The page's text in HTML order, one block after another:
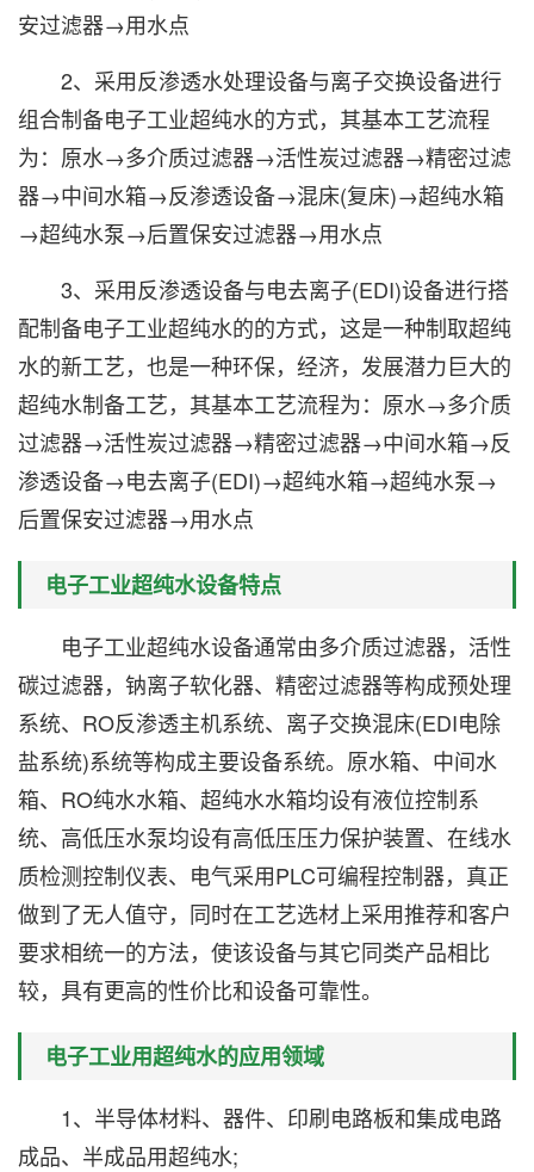
安过滤器→用水点
2、采用反渗透水处理设备与离子交换设备进行
组合制备电子工业超纯水的方式，其基本工艺流程
为：原水→多介质过滤器→活性炭过滤器→精密过滤
器→中间水箱→反渗透设备→混床(复床)→超纯水箱
→超纯水泵→后置保安过滤器→用水点
3、采用反渗透设备与电去离子(EDI)设备进行搭
配制备电子工业超纯水的的方式，这是一种制取超纯
水的新工艺，也是一种环保，经济，发展潜力巨大的
超纯水制备工艺，其基本工艺流程为：原水→多介质
过滤器→活性炭过滤器→精密过滤器→中间水箱→反
渗透设备→电去离子(EDI)→超纯水箱→超纯水泵→
后置保安过滤器→用水点
电子工业超纯水设备特点
电子工业超纯水设备通常由多介质过滤器，活性
碳过滤器，钠离子软化器、精密过滤器等构成预处理
系统、RO反渗透主机系统、离子交换混床(EDI电除
盐系统)系统等构成主要设备系统。原水箱、中间水
箱、RO纯水水箱、超纯水水箱均设有液位控制系
统、高低压水泵均设有高低压压力保护装置、在线水
质检测控制仪表、电气采用PLC可编程控制器，真正
做到了无人值守，同时在工艺选材上采用推荐和客户
要求相统一的方法，使该设备与其它同类产品相比
较，具有更高的性价比和设备可靠性。
电子工业用超纯水的应用领域
1、半导体材料、器件、印刷电路板和集成电路
成品、半成品用超纯水;